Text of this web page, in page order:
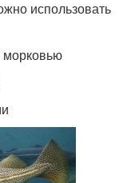
использовать